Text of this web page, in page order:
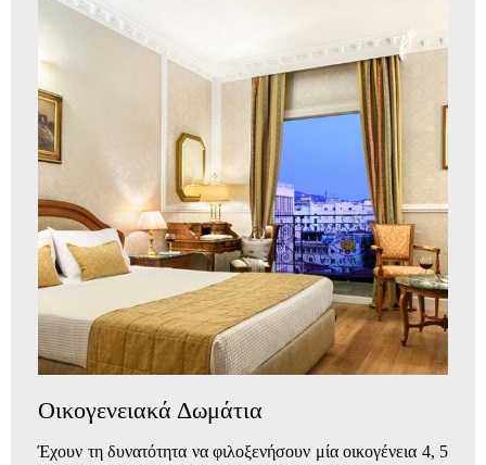
Οικογενειακά Δωμάτια
Έχουν τη δυνατότητα να φιλοξενήσουν μία οικογένεια 4, 5